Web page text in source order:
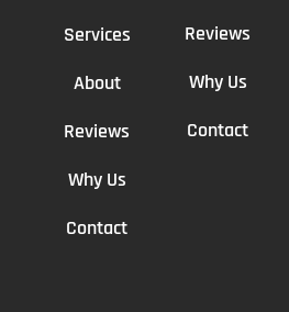
Services
About
Reviews
Why Us
Contact
Reviews
Why Us
Contact